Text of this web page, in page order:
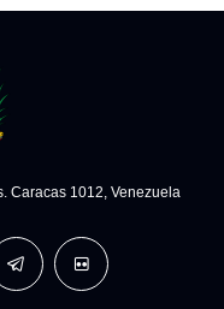
Caracas 1012, Venezuela